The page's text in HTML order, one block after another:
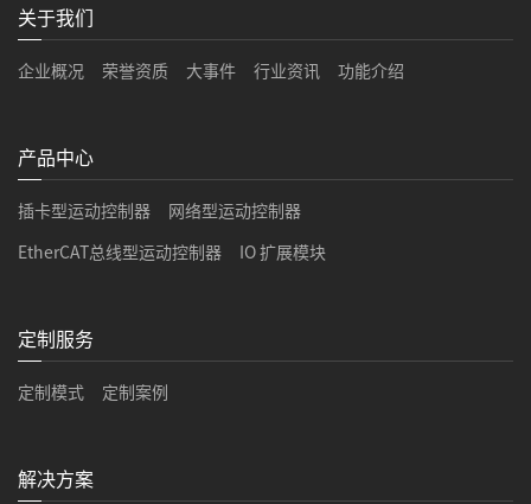
关于我们
企业概况 荣誉资质 大事件 行业资讯 功能介绍
产品中心
插卡型运动控制器
网络型运动控制器
EtherCAT总线型运动控制器
IO 扩展模块
定制服务
定制模式 定制案例
解决方案